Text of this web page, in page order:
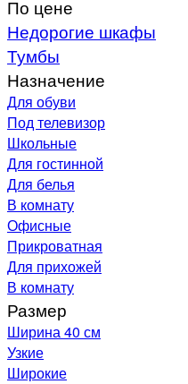
По цене
Недорогие шкафы
Тумбы
Назначение
Для обуви
Под телевизор
Школьные
Для гостинной
Для белья
В комнату
Офисные
Прикроватная
Для прихожей
В комнату
Размер
Ширина 40 см
Узкие
Широкие